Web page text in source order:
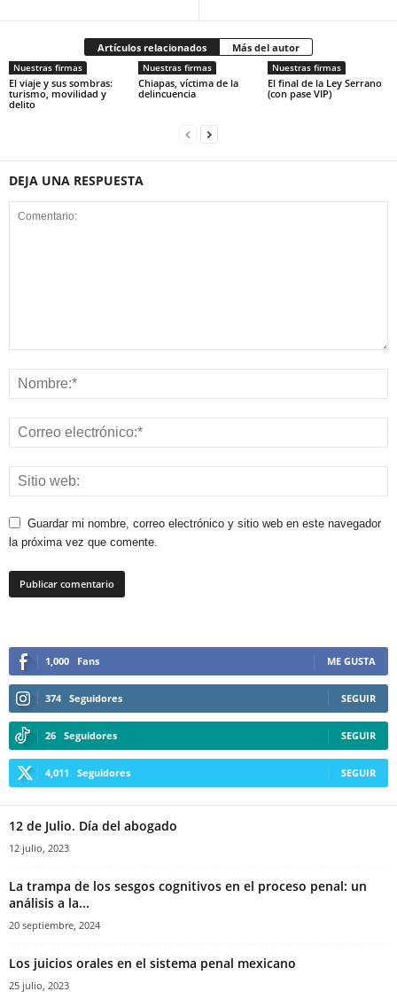
Artículos relacionados Más del autor
Nuestras firmas
El viaje y sus sombras:
turismo, movilidad y
delito
Nuestras firmas
Chiapas, víctima de la
delincuencia
Nuestras firmas
El final de la Ley Serrano
(con pase VIP)
DEJA UNA RESPUESTA
Guardar mi nombre, correo electrónico y sitio web en este navegador
la próxima vez que comente.
1,000 Fans ME GUSTA
374 Seguidores SEGUIR
26 Seguidores SEGUIR
4,011 Seguidores SEGUIR
12 de Julio. Día del abogado
12 julio, 2023
La trampa de los sesgos cognitivos en el proceso penal: un
análisis a la...
20 septiembre, 2024
Los juicios orales en el sistema penal mexicano
25 julio, 2023